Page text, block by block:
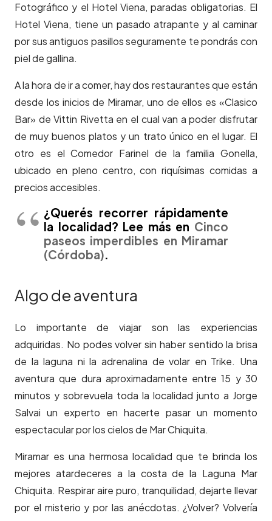
Fotográfico y el Hotel Viena, paradas obligatorias. El
Hotel Viena, tiene un pasado atrapante y al caminar
por sus antiguos pasillos seguramente te pondrás con
piel de gallina.
A la hora de ir a comer, hay dos restaurantes que están
desde los inicios de Miramar, uno de ellos es «Clasico
Bar» de Vittin Rivetta en el cual van a poder disfrutar
de muy buenos platos y un trato único en el lugar. El
otro es el Comedor Farinel de la familia Gonella,
ubicado en pleno centro, con riquísimas comidas a
precios accesibles.
¿Querés recorrer rápidamente
la localidad? Lee más en Cinco
paseos imperdibles en Miramar
(Córdoba).
Algo de aventura
Lo importante de viajar son las experiencias
adquiridas. No podes volver sin haber sentido la brisa
de la laguna ni la adrenalina de volar en Trike. Una
aventura que dura aproximadamente entre 15 y 30
minutos y sobrevuela toda la localidad junto a Jorge
Salvai un experto en hacerte pasar un momento
espectacular por los cielos de Mar Chiquita.
Miramar es una hermosa localidad que te brinda los
mejores atardeceres a la costa de la Laguna Mar
Chiquita. Respirar aire puro, tranquilidad, dejarte llevar
por el misterio y por las anécdotas. ¿Volver? Volvería